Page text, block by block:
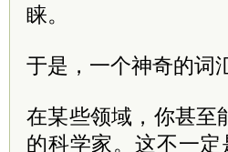
睐。
于是，一个神奇的词
在某些领域，你甚至
的科学家。这不一